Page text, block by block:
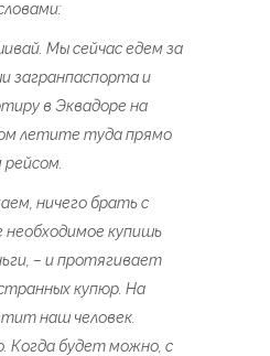
Мы сейчас едем за
загранпаспорта и
в Эквадоре на
летите туда прямо
ничего брать с
необходимое купишь
– и протягивает
купюр. На
наш человек.
Когда будет можно, с